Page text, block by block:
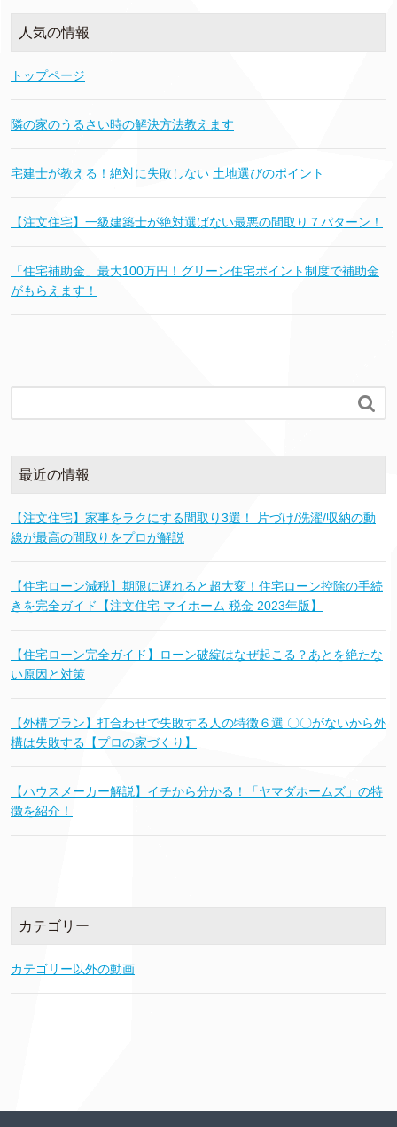
人気の情報
トップページ
隣の家のうるさい時の解決方法教えます
宅建士が教える！絶対に失敗しない 土地選びのポイント
【注文住宅】一級建築士が絶対選ばない最悪の間取り７パターン！
「住宅補助金」最大100万円！グリーン住宅ポイント制度で補助金
がもらえます！

最近の情報
【注文住宅】家事をラクにする間取り3選！ 片づけ/洗濯/収納の動
線が最高の間取りをプロが解説
【住宅ローン減税】期限に遅れると超大変！住宅ローン控除の手続
きを完全ガイド【注文住宅 マイホーム 税金 2023年版】
【住宅ローン完全ガイド】ローン破綻はなぜ起こる？あとを絶たな
い原因と対策
【外構プラン】打合わせで失敗する人の特徴６選 〇〇がないから外
構は失敗する【プロの家づくり】
【ハウスメーカー解説】イチから分かる！「ヤマダホームズ」の特
徴を紹介！
カテゴリー
カテゴリー以外の動画